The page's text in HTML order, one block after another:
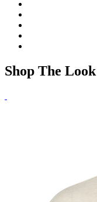
Shop The Look